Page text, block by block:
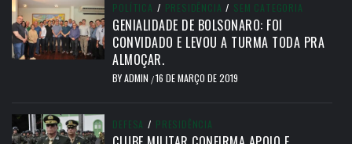
POLÍTICA / PRESIDÊNCIA / SEM CATEGORIA
GENIALIDADE DE BOLSONARO: FOI
CONVIDADO E LEVOU A TURMA TODA PRA
ALMOÇAR.
BYADMIN /16 DE MARÇO DE 2019
DEFESA / PRESIDÊNCIA